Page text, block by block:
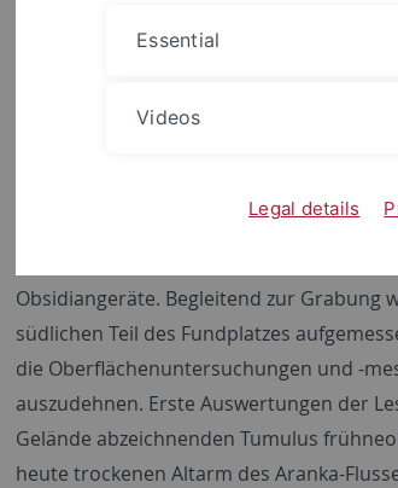
Sommer 2010 statt. Seit den Grabungen
getreten, die in einer kleinen
Funde bergen, die diesem Material
Obsidiangeräte. Begleitend zur Grabung
südlichen Teil des Fundplatzes
die Oberflächenuntersuchungen und -
auszudehnen. Erste Auswertungen der
Gelände abzeichnenden Tumulus
heute trockenen Altarm des Aranka-
Essential
Videos
Legal details